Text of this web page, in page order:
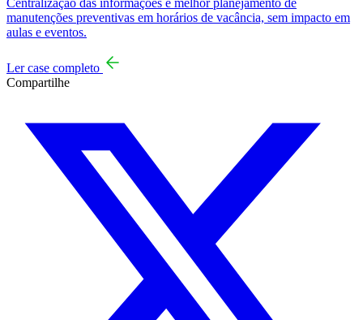
Centralização das informações e melhor planejamento de
manutenções preventivas em horários de vacância, sem impacto em
aulas e eventos.
Ler case completo
Compartilhe